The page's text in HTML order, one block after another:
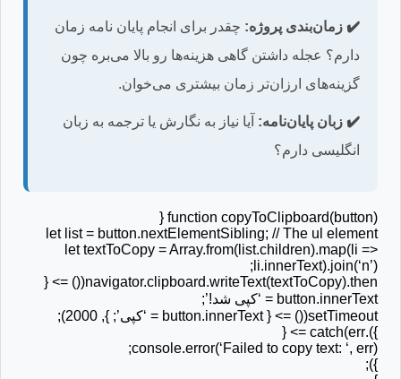
✔️ زمان‌بندی پروژه: چقدر برای انجام پایان نامه زمان
دارم؟ عجله داشتن گاهی هزینه‌ها رو بالا می‌بره چون
گزینه‌های ارزان‌تر زمان بیشتری می‌خوان.
✔️ زبان پایان‌نامه: آیا نیاز به نگارش یا ترجمه به زبان
انگلیسی دارم؟
function copyToClipboard(button) {
let list = button.nextElementSibling; // The ul element
let textToCopy = Array.from(list.children).map(li =>
li.innerText).join(‘n’);
navigator.clipboard.writeText(textToCopy).then(() => {
button.innerText = ‘کپی شد!’;
setTimeout(() => { button.innerText = ‘کپی’; }, 2000);
}).catch(err => {
console.error(‘Failed to copy text: ‘, err);
});